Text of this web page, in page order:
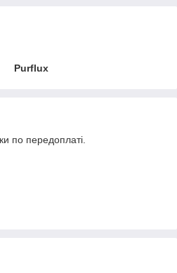
Purflux
по передоплаті.